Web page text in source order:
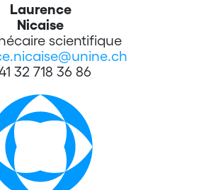
Laurence
Nicaise
scientifique
32 718 36 86